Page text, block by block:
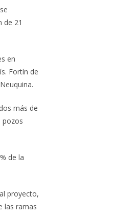
de 21
en
Fortín de
más de
pozos
de la
proyecto,
las ramas